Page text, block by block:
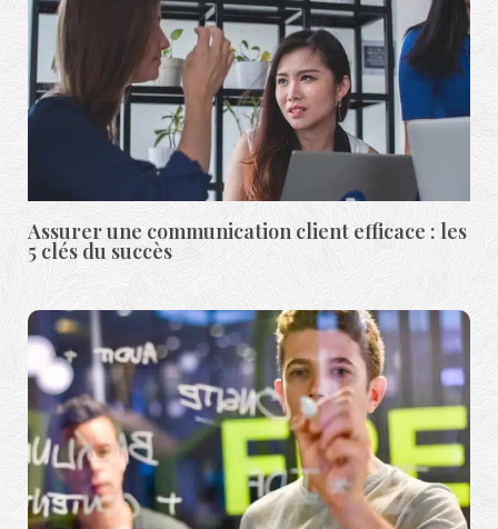
Assurer une communication client efficace : les
5 clés du succès